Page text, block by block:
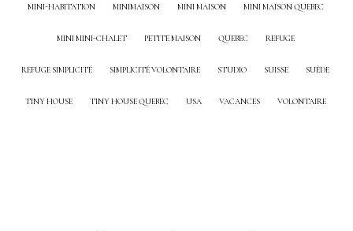
MINI-HABITATION MINIMAISON MINI MAISON MINI MAISON QUEBEC
MINI MINI-CHALET PETITE MAISON QUEBEC REFUGE
REFUGE SIMPLICITÉ SIMPLICITÉ VOLONTAIRE STUDIO SUISSE SUÈDE
TINY HOUSE TINY HOUSE QUEBEC USA VACANCES VOLONTAIRE